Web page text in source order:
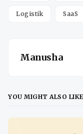
Logistik SaaS
Manusha
YOU MIGHT ALSO LIKE